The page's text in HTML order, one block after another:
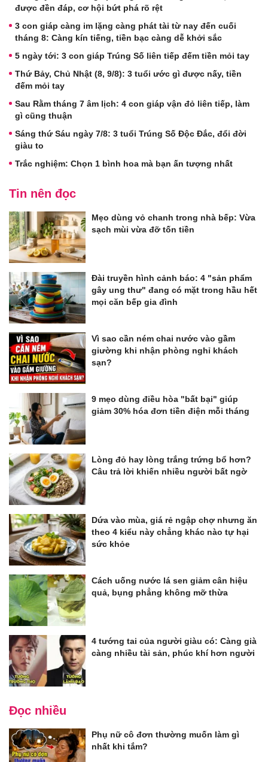
được đền đáp, cơ hội bứt phá rõ rệt
3 con giáp càng im lặng càng phát tài từ nay đến cuối
tháng 8: Càng kín tiếng, tiền bạc càng dễ khởi sắc
5 ngày tới: 3 con giáp Trúng Số liên tiếp đếm tiền mỏi tay
Thứ Bảy, Chủ Nhật (8, 9/8): 3 tuổi ước gì được nấy, tiền
đếm mỏi tay
Sau Rằm tháng 7 âm lịch: 4 con giáp vận đỏ liên tiếp, làm
gì cũng thuận
Sáng thứ Sáu ngày 7/8: 3 tuổi Trúng Số Độc Đắc, đổi đời
giàu to
Trắc nghiệm: Chọn 1 bình hoa mà bạn ấn tượng nhất
Tin nên đọc
Mẹo dùng vỏ chanh trong nhà bếp: Vừa
sạch mùi vừa đỡ tốn tiền
Đài truyền hình cảnh báo: 4 "sản phẩm
gây ung thư" đang có mặt trong hầu hết
mọi căn bếp gia đình
Vì sao cần ném chai nước vào gầm
giường khi nhận phòng nghỉ khách
sạn?
9 mẹo dùng điều hòa "bất bại" giúp
giảm 30% hóa đơn tiền điện mỗi tháng
Lòng đỏ hay lòng trắng trứng bổ hơn?
Câu trả lời khiến nhiều người bất ngờ
Dứa vào mùa, giá rẻ ngập chợ nhưng ăn
theo 4 kiểu này chẳng khác nào tự hại
sức khỏe
Cách uống nước lá sen giảm cân hiệu
quả, bụng phẳng không mỡ thừa
4 tướng tai của người giàu có: Càng già
càng nhiều tài sản, phúc khí hơn người
Đọc nhiều
Phụ nữ cô đơn thường muốn làm gì
nhất khi tắm?